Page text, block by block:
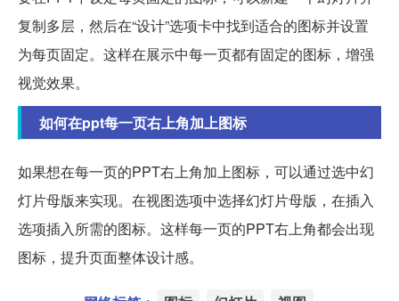
复制多层，然后在“设计”选项卡中找到适合的图标并设置
为每页固定。这样在展示中每一页都有固定的图标，增强
视觉效果。
如何在ppt每一页右上角加上图标
如果想在每一页的PPT右上角加上图标，可以通过选中幻
灯片母版来实现。在视图选项中选择幻灯片母版，在插入
选项插入所需的图标。这样每一页的PPT右上角都会出现
图标，提升页面整体设计感。